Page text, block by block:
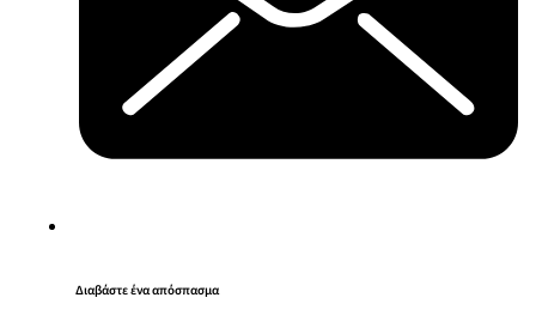
Διαβάστε ένα απόσπασμα